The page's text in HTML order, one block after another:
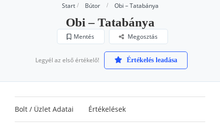
Start Bútor Obi – Tatabánya
Obi – Tatabánya
Mentés Megosztás
Legyél az első értékelő! Értékelés leadása
Bolt / Üzlet Adatai Értékelések